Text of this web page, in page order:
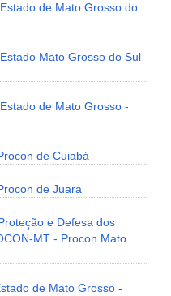
de Mato Grosso do
Mato Grosso do Sul
de Mato Grosso -
de Cuiabá
de Juara
e Defesa dos
MT - Procon Mato
de Mato Grosso -